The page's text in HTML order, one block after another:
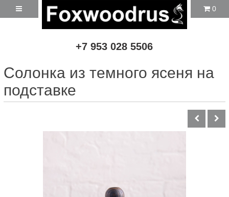
+7 953 028 5506
0
Солонка из темного ясеня на
подставке